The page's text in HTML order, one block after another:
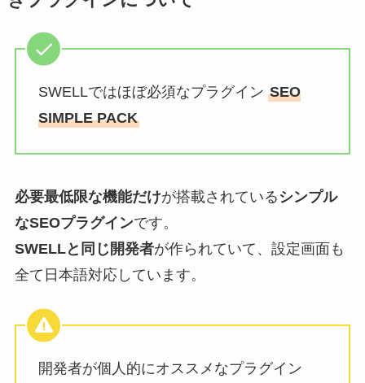
SWELLではほぼ必須なプラグイン SEO
SIMPLE PACK
必要最低限な機能だけが搭載されている シンプル
なSEOプラグインです。
SWELLと同じ開発者が作られていて、設定画面も
全て日本語対応しています。
開発者が個人的にオススメなプラグイン